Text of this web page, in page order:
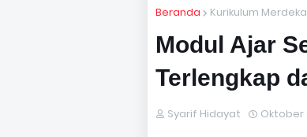
Beranda Kurikulum Merdeka
Modul Ajar
Terlengkap
Syarif Hidayat Oktober